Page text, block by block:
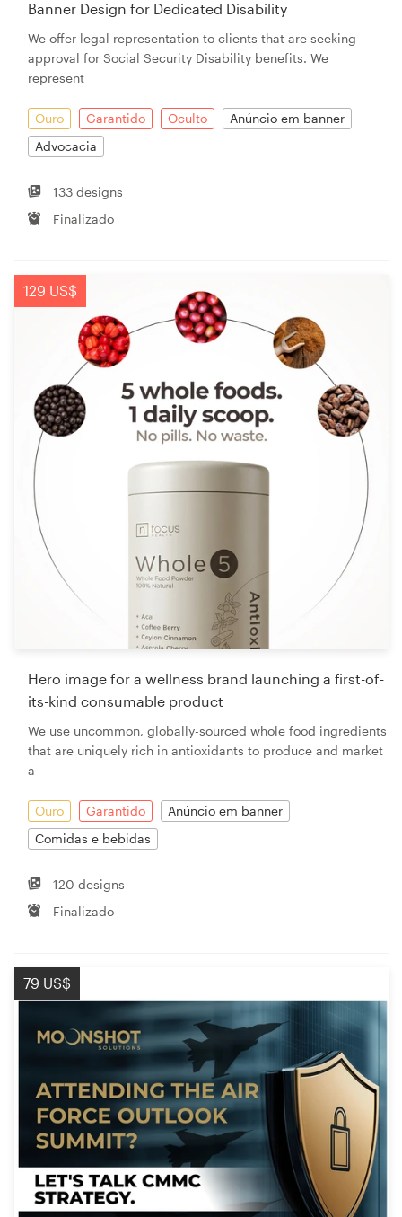
Banner Design for Dedicated Disability
We offer legal representation to clients that are seeking
approval for Social Security Disability benefits. We
represent
Ouro Garantido Oculto
Anúncio em banner
Advocacia
133 designs
Finalizado
129 US$
Hero image for a wellness brand launching a first-of-
its-kind consumable product
We use uncommon, globally-sourced whole food ingredients
that are uniquely rich in antioxidants to produce and market
a
Ouro Garantido
Anúncio em banner
Comidas e bebidas
120 designs
Finalizado
79 US$